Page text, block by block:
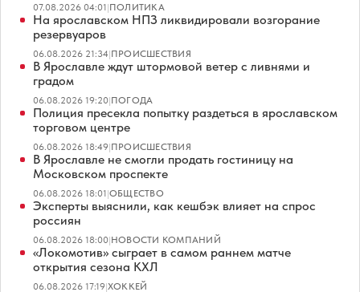
07.08.2026 04:01|ПОЛИТИКА
На ярославском НПЗ ликвидировали возгорание
резервуаров
06.08.2026 21:34|ПРОИСШЕСТВИЯ
В Ярославле ждут штормовой ветер с ливнями и
градом
06.08.2026 19:20|ПОГОДА
Полиция пресекла попытку раздеться в ярославском
торговом центре
06.08.2026 18:49|ПРОИСШЕСТВИЯ
В Ярославле не смогли продать гостиницу на
Московском проспекте
06.08.2026 18:01|ОБЩЕСТВО
Эксперты выяснили, как кешбэк влияет на спрос
россиян
06.08.2026 18:00|НОВОСТИ КОМПАНИЙ
«Локомотив» сыграет в самом раннем матче
открытия сезона КХЛ
06.08.2026 17:19|ХОККЕЙ